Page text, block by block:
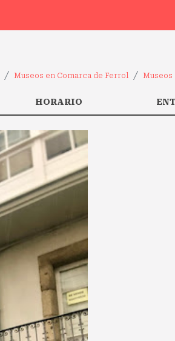
Museos en Comarca de Ferrol
HORARIO